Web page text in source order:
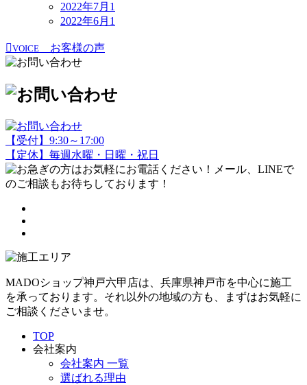
2022年7月 1
2022年6月 1
VOICE お客様の声
【受付】9:30～17:00
【定休】毎週水曜・日曜・祝日
MADOショップ神戸六甲店は、兵庫県神戸市を中心に施工
を承っております。それ以外の地域の方も、まずはお気軽に
ご相談くださいませ。
TOP
会社案内
会社案内 一覧
選ばれる理由